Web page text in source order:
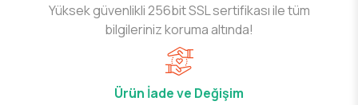
Yüksek güvenlikli 256bit SSL sertifikası ile tüm
bilgileriniz koruma altında!
Ürün İade ve Değişim